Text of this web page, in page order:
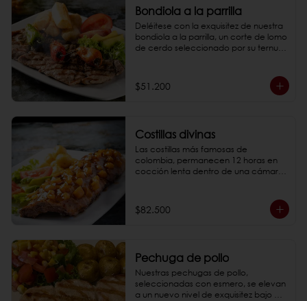
Bondiola a la parrilla
Deléitese con la exquisitez de nuestra
bondiola a la parrilla, un corte de lomo
de cerdo seleccionado por su ternura
*Fotos de referencia
$51.200
Costillas divinas
Las costillas más famosas de
colombia, permanecen 12 horas en
cocción lenta dentro de una cámara
salsas bbq de la casa:
*Fotos de referencia
$82.500
Pechuga de pollo
Nuestras pechugas de pollo,
seleccionadas con esmero, se elevan
a un nuevo nivel de exquisitez bajo el